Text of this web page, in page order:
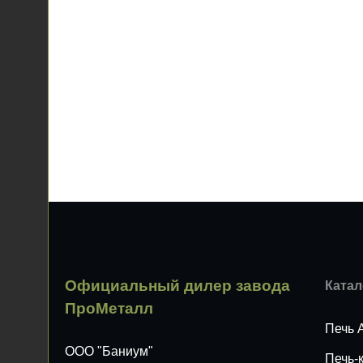
Официальный дилер завода
ПроМеталл
ООО "Баниум"
Печь
Печь-